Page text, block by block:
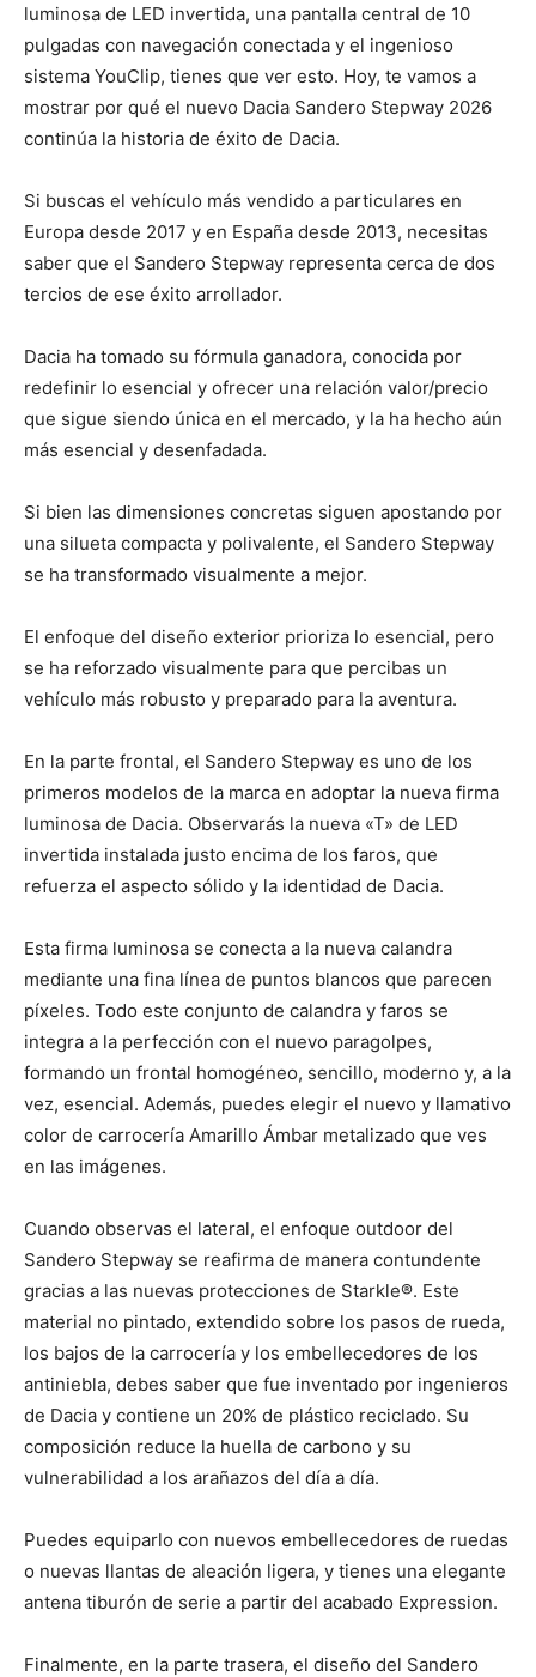
luminosa de LED invertida, una pantalla central de 10
pulgadas con navegación conectada y el ingenioso
sistema YouClip, tienes que ver esto. Hoy, te vamos a
mostrar por qué el nuevo Dacia Sandero Stepway 2026
continúa la historia de éxito de Dacia.
Si buscas el vehículo más vendido a particulares en
Europa desde 2017 y en España desde 2013, necesitas
saber que el Sandero Stepway representa cerca de dos
tercios de ese éxito arrollador.
Dacia ha tomado su fórmula ganadora, conocida por
redefinir lo esencial y ofrecer una relación valor/precio
que sigue siendo única en el mercado, y la ha hecho aún
más esencial y desenfadada.
Si bien las dimensiones concretas siguen apostando por
una silueta compacta y polivalente, el Sandero Stepway
se ha transformado visualmente a mejor.
El enfoque del diseño exterior prioriza lo esencial, pero
se ha reforzado visualmente para que percibas un
vehículo más robusto y preparado para la aventura.
En la parte frontal, el Sandero Stepway es uno de los
primeros modelos de la marca en adoptar la nueva firma
luminosa de Dacia. Observarás la nueva «T» de LED
invertida instalada justo encima de los faros, que
refuerza el aspecto sólido y la identidad de Dacia.
Esta firma luminosa se conecta a la nueva calandra
mediante una fina línea de puntos blancos que parecen
píxeles. Todo este conjunto de calandra y faros se
integra a la perfección con el nuevo paragolpes,
formando un frontal homogéneo, sencillo, moderno y, a la
vez, esencial. Además, puedes elegir el nuevo y llamativo
color de carrocería Amarillo Ámbar metalizado que ves
en las imágenes.
Cuando observas el lateral, el enfoque outdoor del
Sandero Stepway se reafirma de manera contundente
gracias a las nuevas protecciones de Starkle®. Este
material no pintado, extendido sobre los pasos de rueda,
los bajos de la carrocería y los embellecedores de los
antiniebla, debes saber que fue inventado por ingenieros
de Dacia y contiene un 20% de plástico reciclado. Su
composición reduce la huella de carbono y su
vulnerabilidad a los arañazos del día a día.
Puedes equiparlo con nuevos embellecedores de ruedas
o nuevas llantas de aleación ligera, y tienes una elegante
antena tiburón de serie a partir del acabado Expression.
Finalmente, en la parte trasera, el diseño del Sandero